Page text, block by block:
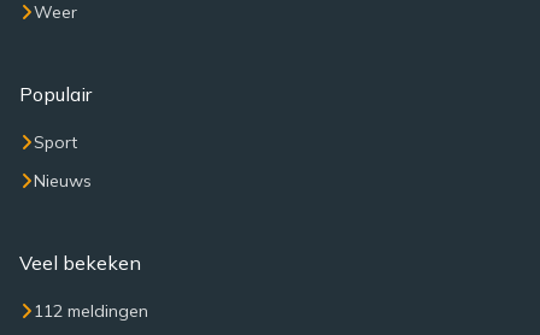
Weer
Populair
Sport
Nieuws
Veel bekeken
112 meldingen